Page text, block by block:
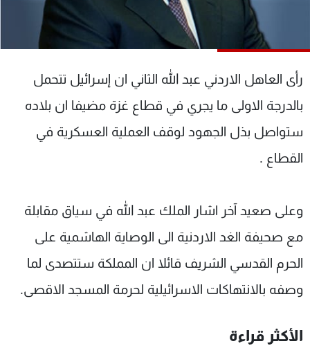
رأى العاهل الاردني عبد الله الثاني ان إسرائيل تتحمل
بالدرجة الاولى ما يجري في قطاع غزة مضيفا ان بلاده
ستواصل بذل الجهود لوقف العملية العسكرية في
القطاع .
وعلى صعيد آخر اشار الملك عبد الله في سياق مقابلة
مع صحيفة الغد الاردنية الى الوصاية الهاشمية على
الحرم القدسي الشريف قائلا ان المملكة ستتصدى لما
وصفه بالانتهاكات الاسرائيلية لحرمة المسجد الاقصى.
الأكثر قراءة
شاهد البرامج
الترددات
عن MTV
لاعلاناتكم
وظائف
شروط الإسـتخدام